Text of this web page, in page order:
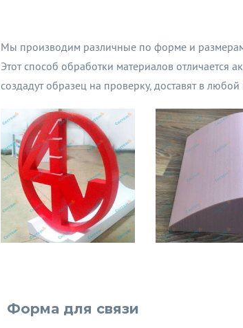
Мы производим различные по форме и
Этот способ обработки материалов отличается
создадут образец на проверку, доставят в
Форма для связи